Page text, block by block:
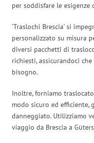
per soddisfare le
‘Traslochi Brescia’ si
personalizzato su misura
diversi pacchetti di
richiesti, assicurandoci
bisogno.
Inoltre, forniamo
modo sicuro ed efficiente,
danneggiato. Utilizziamo
viaggio da Brescia a